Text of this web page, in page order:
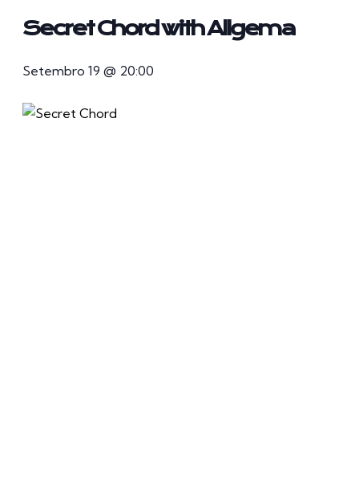
Secret Chord with Allgema
Setembro 19 @ 20:00